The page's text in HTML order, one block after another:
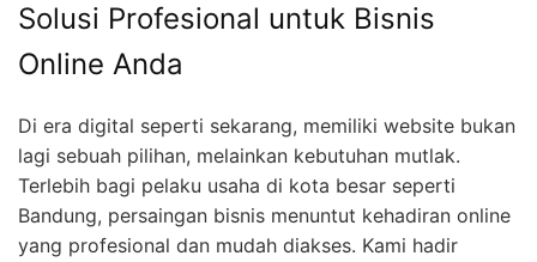
Solusi Profesional untuk Bisnis
Online Anda
Di era digital seperti sekarang, memiliki website bukan
lagi sebuah pilihan, melainkan kebutuhan mutlak.
Terlebih bagi pelaku usaha di kota besar seperti
Bandung, persaingan bisnis menuntut kehadiran online
yang profesional dan mudah diakses. Kami hadir